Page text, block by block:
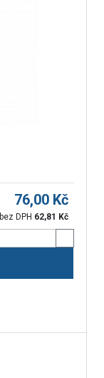
76,00 Kč
bez DPH 62,81 Kč